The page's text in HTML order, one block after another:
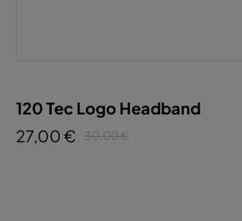
120 Tec Logo Headband
27,00 €
30,00 €